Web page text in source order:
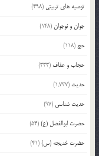
توصیه های تربیتی (498)
جوان و نوجوان(148)
حج (118)
حجاب و عفاف (333)
حدیث (1,737)
حدیث شناسی (97)
حضرت ابوالفضل (ع)(54)
حضرت خدیجه (س)(41)